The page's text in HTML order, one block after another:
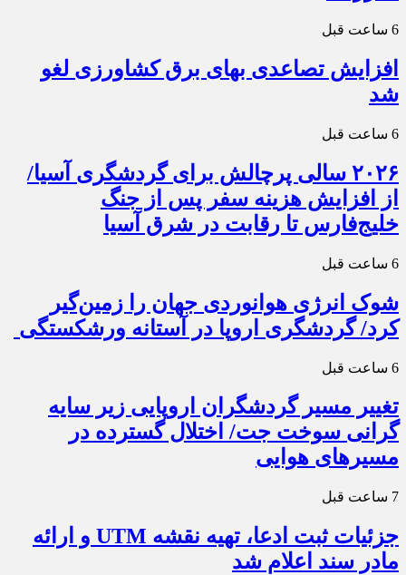
6 ساعت قبل
افزایش تصاعدی بهای برق کشاورزی لغو
شد
6 ساعت قبل
۲۰۲۶ سالی پرچالش برای گردشگری آسیا/
از افزایش هزینه سفر پس از جنگ
خلیج‌فارس تا رقابت در شرق آسیا
6 ساعت قبل
شوک انرژی هوانوردی جهان را زمین‌گیر
کرد/ گردشگری اروپا در آستانه ورشکستگی
6 ساعت قبل
تغییر مسیر گردشگران اروپایی زیر سایه
گرانی سوخت جت/ اختلال گسترده در
مسیرهای هوایی
7 ساعت قبل
جزئیات ثبت ادعا، تهیه نقشه UTM و ارائه
مادر سند اعلام شد